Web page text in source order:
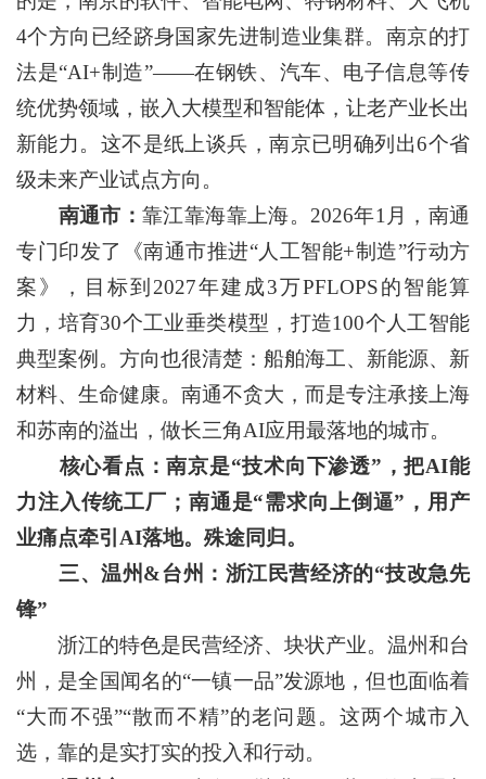
4个方向已经跻身国家先进制造业集群。南京的打
法是“AI+制造”——在钢铁、汽车、电子信息等传
统优势领域，嵌入大模型和智能体，让老产业长出
新能力。这不是纸上谈兵，南京已明确列出6个省
级未来产业试点方向。
南通市：靠江靠海靠上海。2026年1月，南通
专门印发了《南通市推进“人工智能+制造”行动方
案》，目标到2027年建成3万PFLOPS的智能算
力，培育30个工业垂类模型，打造100个人工智能
典型案例。方向也很清楚：船舶海工、新能源、新
材料、生命健康。南通不贪大，而是专注承接上海
和苏南的溢出，做长三角AI应用最落地的城市。
核心看点：南京是“技术向下渗透”，把AI能
力注入传统工厂；南通是“需求向上倒逼”，用产
业痛点牵引AI落地。殊途同归。
三、温州&台州：浙江民营经济的“技改急先
锋”
浙江的特色是民营经济、块状产业。温州和台
州，是全国闻名的“一镇一品”发源地，但也面临着
“大而不强”“散而不精”的老问题。这两个城市入
选，靠的是实打实的投入和行动。